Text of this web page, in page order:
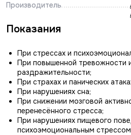
Производитель
Показания
При стрессах и
При повышенной тревожности
раздражительности;
При страхах и панических
При нарушениях сна;
При снижении мозговой
перенесённого стресса;
При нарушениях пищевого
психоэмоциональным